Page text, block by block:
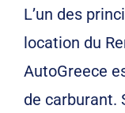
L’un des
location du
AutoGreece
de carburant.